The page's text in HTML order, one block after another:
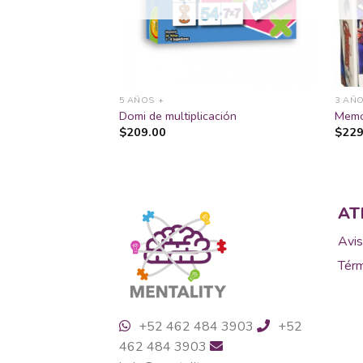
deseos
5 AÑOS +
Domi de multiplicación
$209.00
3
$
+52 462 484 3903
+52
462 484 3903